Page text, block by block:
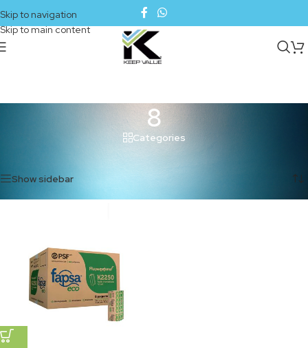
Skip to navigation
Skip to main content
8
Categories
Productos etiquetados “8”
Show sidebar